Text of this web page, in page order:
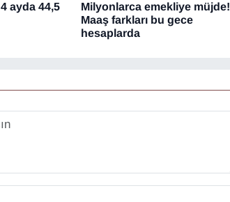
ayda 44,5
Milyonlarca emekliye müjde!
Maaş farkları bu gece
hesaplarda